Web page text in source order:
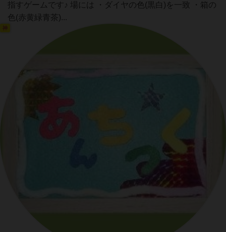
指すゲームです♪ 場には ・ダイヤの色(黒白)を一致 ・箱の
色(赤黄緑青茶)...